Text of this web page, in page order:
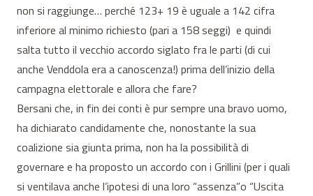
non si raggiunge… perché 123+ 19 è uguale a 142 cifra
inferiore al minimo richiesto (pari a 158 seggi) e quindi
salta tutto il vecchio accordo siglato fra le parti (di cui
anche Venddola era a canoscenza!) prima dell’inizio della
campagna elettorale e allora che fare?
Bersani che, in fin dei conti è pur sempre una bravo uomo,
ha dichiarato candidamente che, nonostante la sua
coalizione sia giunta prima, non ha la possibilità di
governare e ha proposto un accordo con i Grillini (per i quali
si ventilava anche l’ipotesi di una loro “assenza”o “Uscita